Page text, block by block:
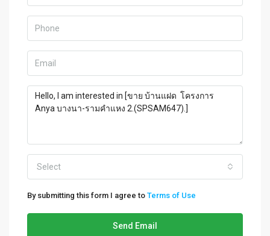
Select
By submitting this form I agree to Terms of Use
Send Email